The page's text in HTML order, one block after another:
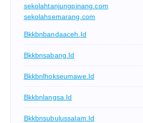
sekolahtanjungpinang.com
sekolahsemarang.com
Bkkbnbandaaceh.id
Bkkbnsabang.id
Bkkbnlhokseumawe.id
Bkkbnlangsa.id
Bkkbnsubulussalam.id